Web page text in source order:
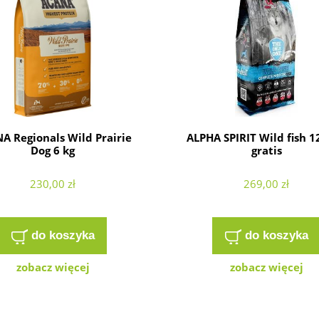
Regionals Wild Prairie
Dog 6 kg
230,00 zł
do koszyka
zobacz więcej
ALPHA SPIRIT Wild fish
gratis
269,00 zł
do koszyka
zobacz więcej